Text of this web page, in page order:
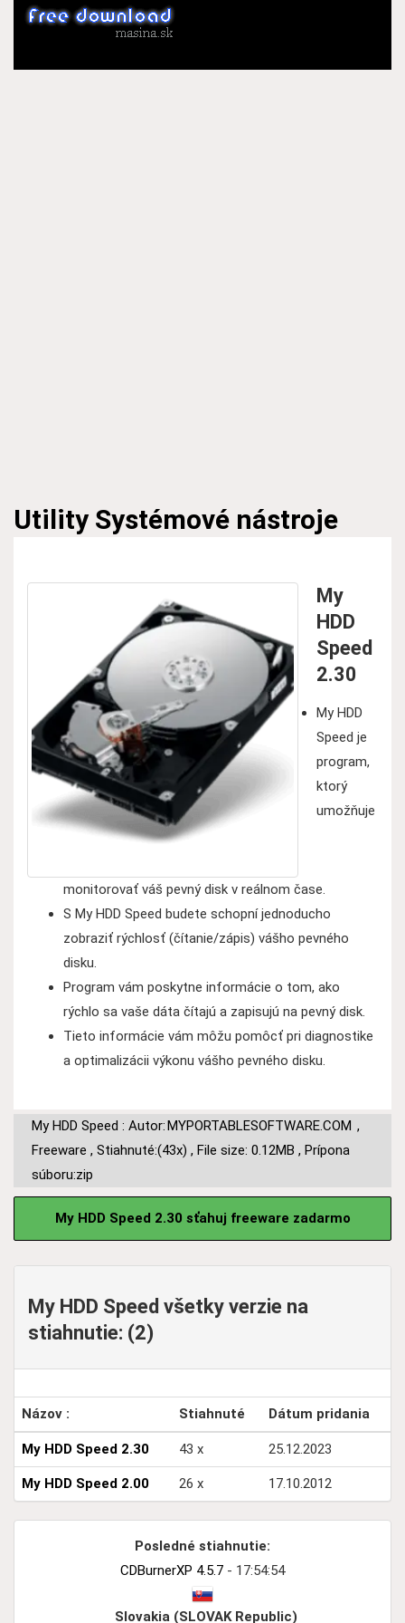
Utility Systémové nástroje
My
HDD
Speed
2.30
My HDD
Speed je
program,
ktorý
umožňuje
monitorovať váš pevný disk v reálnom čase.
S My HDD Speed budete schopní jednoducho
zobraziť rýchlosť (čítanie/zápis) vášho pevného
disku.
Program vám poskytne informácie o tom, ako
rýchlo sa vaše dáta čítajú a zapisujú na pevný disk.
Tieto informácie vám môžu pomôcť pri diagnostike
a optimalizácii výkonu vášho pevného disku.
My HDD Speed : Autor:MYPORTABLESOFTWARE.COM ,
Freeware , Stiahnuté:(43x) , File size: 0.12MB , Prípona
súboru:zip
My HDD Speed 2.30 sťahuj freeware zadarmo
My HDD Speed všetky verzie na
stiahnutie: (2)
Názov : Stiahnuté Dátum pridania
My HDD Speed 2.30 43 x 25.12.2023
My HDD Speed 2.00 26 x 17.10.2012
Posledné stiahnutie:
CDBurnerXP 4.5.7 - 17:54:54
Slovakia (SLOVAK Republic)